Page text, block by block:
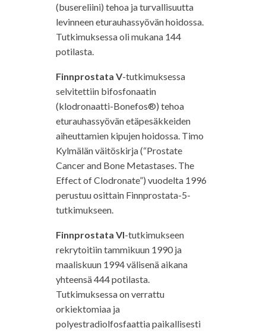
(busereliini) tehoa ja turvallisuutta
levinneen eturauhassyövän hoidossa.
Tutkimuksessa oli mukana 144
potilasta.
Finnprostata V-tutkimuksessa
selvitettiin bifosfonaatin
(klodronaatti-Bonefos®) tehoa
eturauhassyövän etäpesäkkeiden
aiheuttamien kipujen hoidossa. Timo
Kylmälän väitöskirja (“Prostate
Cancer and Bone Metastases. The
Effect of Clodronate”) vuodelta 1996
perustuu osittain Finnprostata-5-
tutkimukseen.
Finnprostata VI-tutkimukseen
rekrytoitiin tammikuun 1990 ja
maaliskuun 1994 välisenä aikana
yhteensä 444 potilasta.
Tutkimuksessa on verrattu
orkiektomiaa ja
polyestradiolfosfaattia paikallisesti